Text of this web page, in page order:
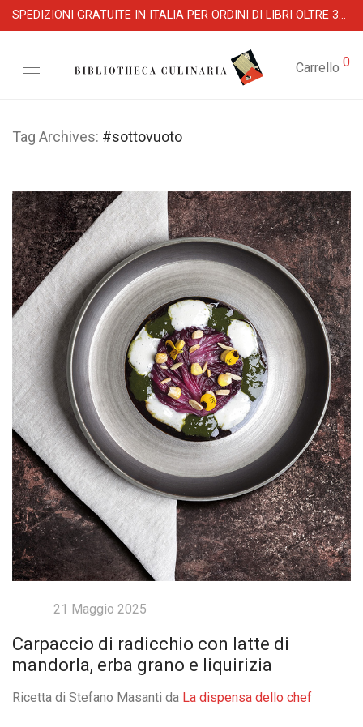
SPEDIZIONI GRATUITE IN ITALIA PER ORDINI DI LIBRI OLTRE 39 €
Carrello 0
Tag Archives: #sottovuoto
21 Maggio 2025
Carpaccio di radicchio con latte di
mandorla, erba grano e liquirizia
Ricetta di Stefano Masanti da La dispensa dello chef